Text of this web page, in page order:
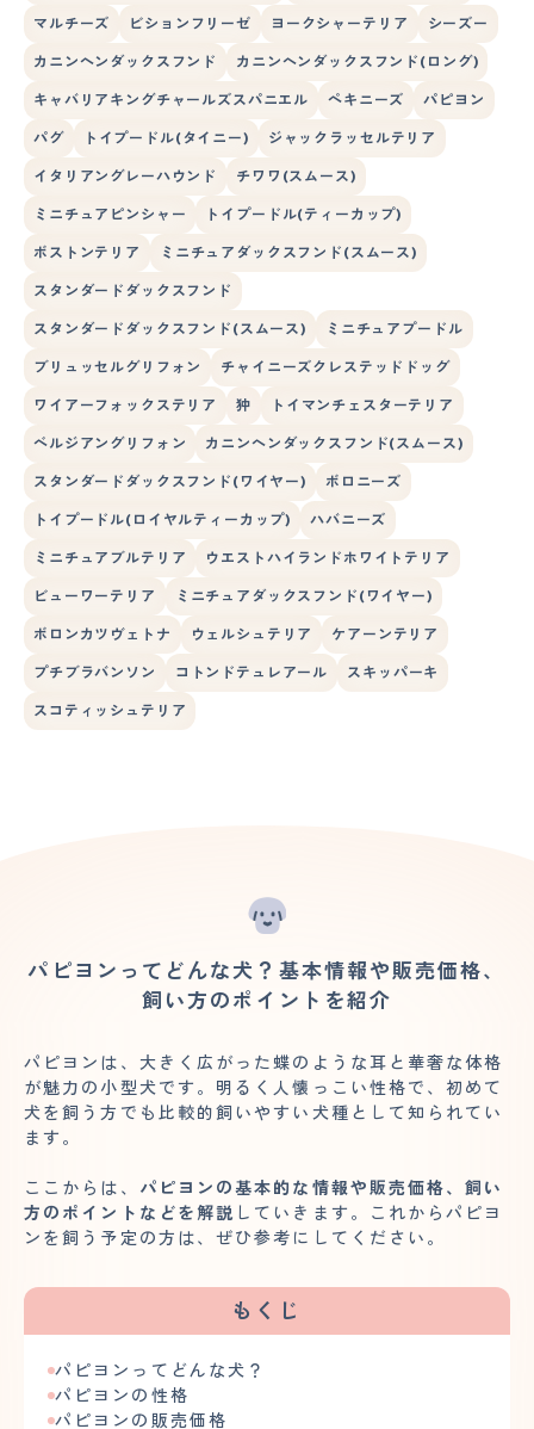
マルチーズ ビションフリーゼ ヨークシャーテリア シーズー
カニンヘンダックスフンド カニンヘンダックスフンド(ロング)
キャバリアキングチャールズスパニエル ペキニーズ パピヨン
パグ トイプードル(タイニー) ジャックラッセルテリア
イタリアングレーハウンド チワワ(スムース)
ミニチュアピンシャー トイプードル(ティーカップ)
ボストンテリア ミニチュアダックスフンド(スムース)
スタンダードダックスフンド
スタンダードダックスフンド(スムース) ミニチュアプードル
ブリュッセルグリフォン チャイニーズクレステッドドッグ
ワイアーフォックステリア 狆 トイマンチェスターテリア
ベルジアングリフォン カニンヘンダックスフンド(スムース)
スタンダードダックスフンド(ワイヤー) ボロニーズ
トイプードル(ロイヤルティーカップ) ハバニーズ
ミニチュアブルテリア ウエストハイランドホワイトテリア
ビューワーテリア ミニチュアダックスフンド(ワイヤー)
ボロンカツヴェトナ ウェルシュテリア ケアーンテリア
プチブラバンソン コトンドテュレアール スキッパーキ
スコティッシュテリア
パピヨンってどんな犬？基本情報や販売価格、
飼い方のポイントを紹介
パピヨンは、大きく広がった蝶のような耳と華奢な体格
が魅力の小型犬です。明るく人懐っこい性格で、初めて
犬を飼う方でも比較的飼いやすい犬種として知られてい
ます。
ここからは、 パピヨンの基本的な情報や販売価格、飼い
方のポイントなどを解説 していきます。これからパピヨ
ンを飼う予定の方は、ぜひ参考にしてください。
もくじ
パピヨンってどんな犬？
パピヨンの性格
パピヨンの販売価格